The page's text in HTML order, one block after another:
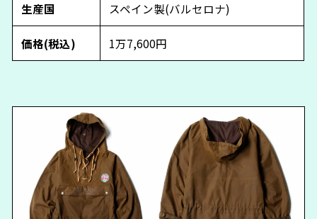
生産国 スペイン製(バルセロナ)
価格(税込) 1万7,600円